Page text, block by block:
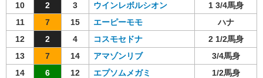
10
2 3 ウインレボルシオン
1 3/4馬身
11
7 15 エーピーモモ
ハナ
12
2 4 コスモセドナ
2 1/2馬身
13
7 14 アマゾンリブ
3/4馬身
14
6 12 エプソムメガミ
1/2馬身